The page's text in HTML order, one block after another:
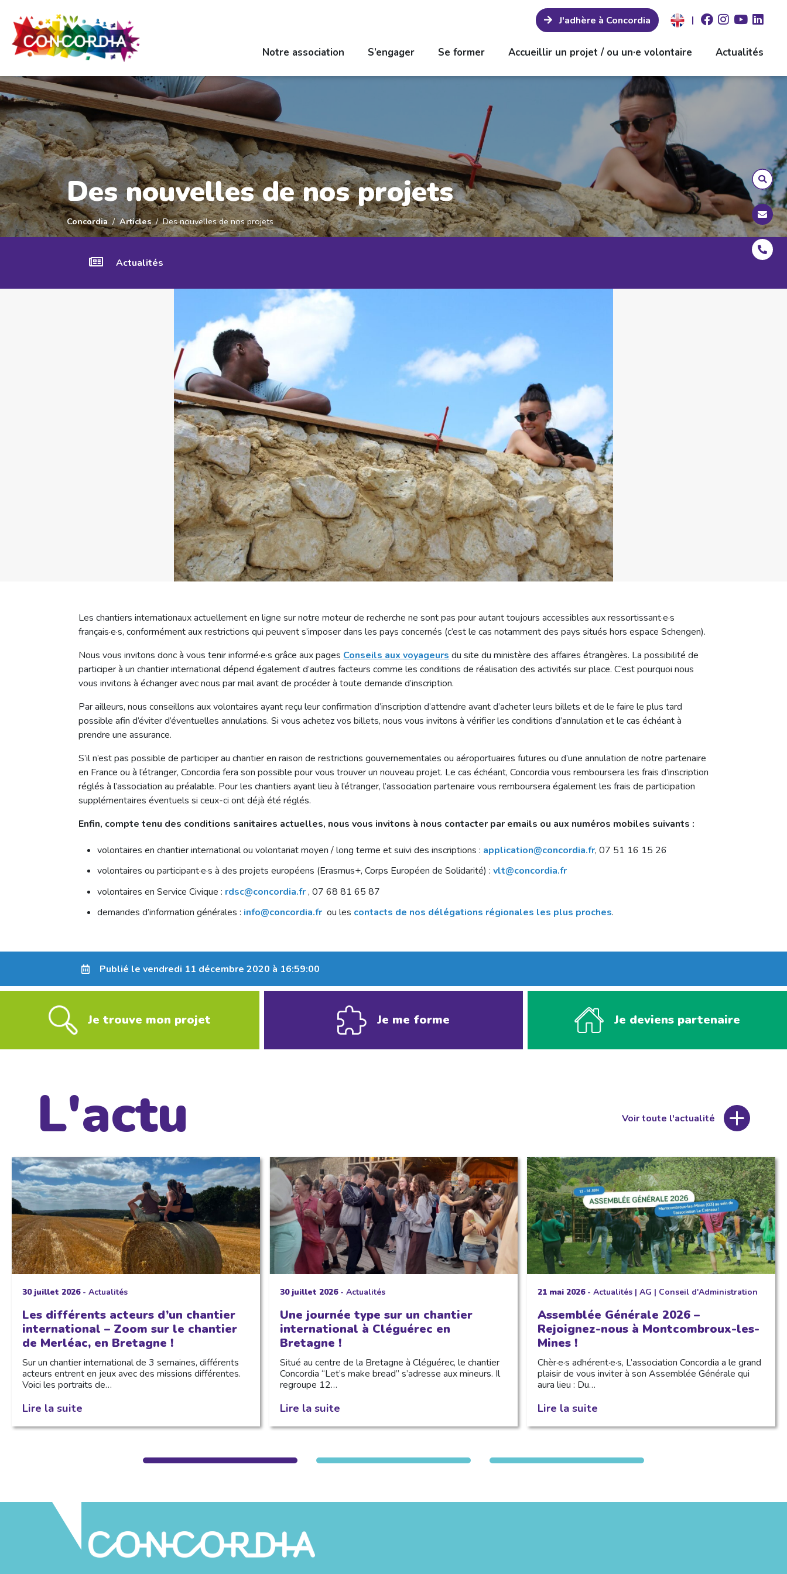
J'adhère à Concordia |
Notre association S’engager Se former Accueillir un projet / ou un·e volontaire Actualités
Des nouvelles de nos projets
Concordia Articles Des nouvelles de nos projets
Actualités
Les chantiers internationaux actuellement en ligne sur notre moteur de recherche ne sont pas pour autant toujours accessibles aux ressortissant·e·s
français·e·s, conformément aux restrictions qui peuvent s’imposer dans les pays concernés (c’est le cas notamment des pays situés hors espace Schengen).
Nous vous invitons donc à vous tenir informé·e·s grâce aux pages Conseils aux voyageurs du site du ministère des affaires étrangères. La possibilité de
participer à un chantier international dépend également d’autres facteurs comme les conditions de réalisation des activités sur place. C’est pourquoi nous
vous invitons à échanger avec nous par mail avant de procéder à toute demande d’inscription.
Par ailleurs, nous conseillons aux volontaires ayant reçu leur confirmation d’inscription d’attendre avant d’acheter leurs billets et de le faire le plus tard
possible afin d’éviter d’éventuelles annulations. Si vous achetez vos billets, nous vous invitons à vérifier les conditions d’annulation et le cas échéant à
prendre une assurance.
S’il n’est pas possible de participer au chantier en raison de restrictions gouvernementales ou aéroportuaires futures ou d’une annulation de notre partenaire
en France ou à l’étranger, Concordia fera son possible pour vous trouver un nouveau projet. Le cas échéant, Concordia vous remboursera les frais d’inscription
réglés à l’association au préalable. Pour les chantiers ayant lieu à l’étranger, l’association partenaire vous remboursera également les frais de participation
supplémentaires éventuels si ceux-ci ont déjà été réglés.
Enfin, compte tenu des conditions sanitaires actuelles, nous vous invitons à nous contacter par emails ou aux numéros mobiles suivants :
volontaires en chantier international ou volontariat moyen / long terme et suivi des inscriptions : application@concordia.fr, 07 51 16 15 26
volontaires ou participant·e·s à des projets européens (Erasmus+, Corps Européen de Solidarité) : vlt@concordia.fr
volontaires en Service Civique : rdsc@concordia.fr, 07 68 81 65 87
demandes d’information générales : info@concordia.fr ou les contacts de nos délégations régionales les plus proches.
Publié le vendredi 11 décembre 2020 à 16:59:00
Je trouve mon projet Je me forme Je deviens partenaire
L'actu Voir toute l'actualité
30 juillet 2026- Actualités
Les différents acteurs d’un chantier
international – Zoom sur le chantier
de Merléac, en Bretagne !
Sur un chantier international de 3 semaines, différents
acteurs entrent en jeux avec des missions différentes.
Voici les portraits de…
Lire la suite
30 juillet 2026- Actualités
Une journée type sur un chantier
international à Cléguérec en
Bretagne !
Situé au centre de la Bretagne à Cléguérec, le chantier
Concordia “Let’s make bread” s’adresse aux mineurs. Il
regroupe 12…
Lire la suite
21 mai 2026- Actualités| AG | Conseil d'Administration
Assemblée Générale 2026 –
Rejoignez-nous à Montcombroux-les-
Mines !
Chèr·e·s adhérent·e·s, L’association Concordia a le grand
plaisir de vous inviter à son Assemblée Générale qui
aura lieu : Du…
Lire la suite